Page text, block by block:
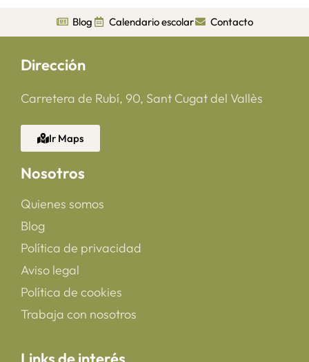
Blog Calendario escolar Contacto
Dirección
Carretera de Rubí, 90, Sant Cugat del Vallès
Ir Maps
Nosotros
Quienes somos
Blog
Política de privacidad
Aviso legal
Política de cookies
Trabaja con nosotros